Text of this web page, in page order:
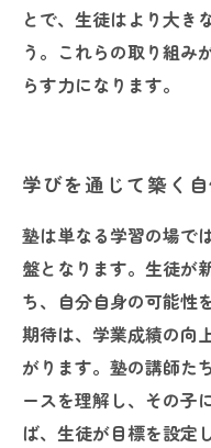
とで、生徒はより大き
う。これらの取り組み
らす力になります。
学びを通じて築く
塾は単なる学習の場で
盤となります。生徒が
ち、自分自身の可能性
期待は、学業成績の向
がります。塾の講師た
ースを理解し、その子
ば、生徒が目標を設定